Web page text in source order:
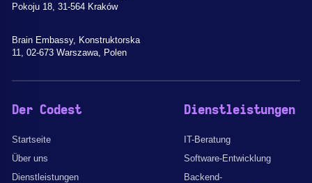
Pokoju 18, 31-564 Kraków
Brain Embassy, Konstruktorska
11, 02-673 Warszawa, Polen
Der Codest
Startseite
Über uns
Dienstleistungen
Dienstleistungen
IT-Beratung
Software-Entwicklung
Backend-